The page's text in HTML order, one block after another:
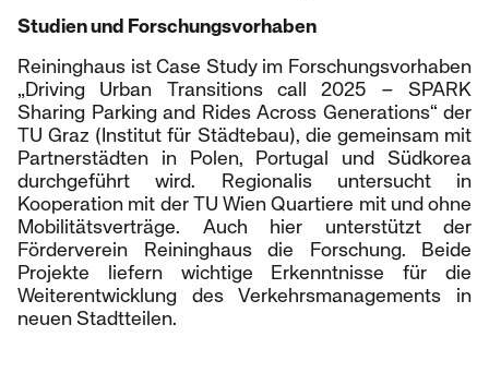
Studien und Forschungsvorhaben
Reininghaus ist Case Study im Forschungsvorhaben
„Driving Urban Transitions call 2025 – SPARK
Sharing Parking and Rides Across Generations“ der
TU Graz (Institut für Städtebau), die gemeinsam mit
Partnerstädten in Polen, Portugal und Südkorea
durchgeführt wird. Regionalis untersucht in
Kooperation mit der TU Wien Quartiere mit und ohne
Mobilitätsverträge. Auch hier unterstützt der
Förderverein Reininghaus die Forschung. Beide
Projekte liefern wichtige Erkenntnisse für die
Weiterentwicklung des Verkehrsmanagements in
neuen Stadtteilen.